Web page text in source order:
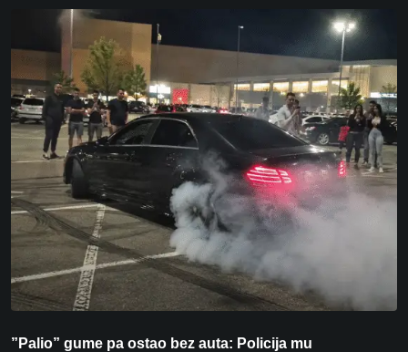
”Palio” gume pa ostao bez auta: Policija mu